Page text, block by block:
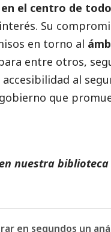
el centro de todo
Su
en torno al
entre otros,
al
que
nuestra
en segundos un